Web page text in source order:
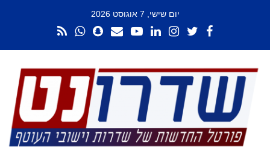
יום שישי, 7 אוגוסט 2026